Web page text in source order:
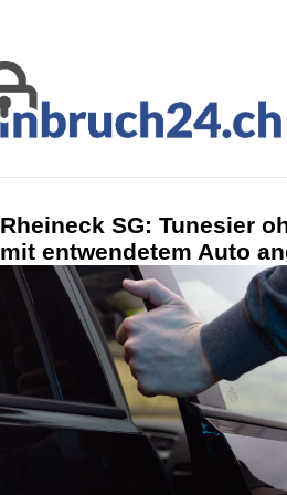
Rheineck SG: Tunesier
mit entwendetem Auto